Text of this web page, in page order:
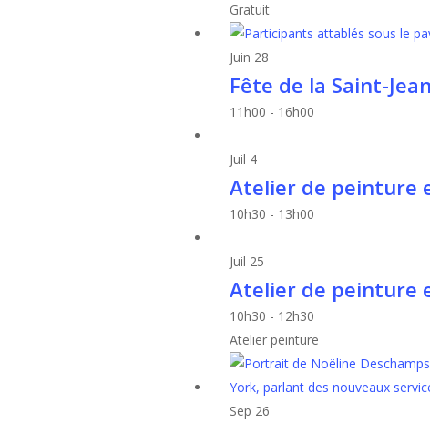
Gratuit
Juin 28
Fête de la Saint-
11h00 - 16h00
Juil 4
Atelier de peinture
10h30 - 13h00
Juil 25
Atelier de peinture
10h30 - 12h30
Atelier peinture
Sep 26